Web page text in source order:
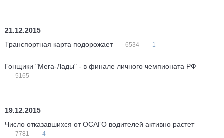
21.12.2015
Транспортная карта подорожает
6534 1
Гонщики "Мега-Лады" - в финале личного чемпионата РФ
5165
19.12.2015
Число отказавшихся от ОСАГО водителей активно растет
7781 4